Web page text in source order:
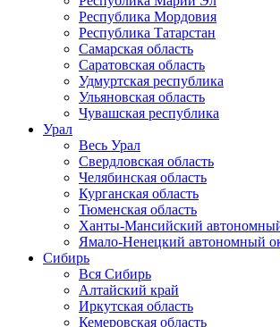
Республика Мордовия
Республика Татарстан
Самарская область
Саратовская область
Удмуртская республика
Ульяновская область
Чувашская республика
Урал
Весь Урал
Свердловская область
Челябинская область
Курганская область
Тюменская область
Ханты-Мансийский
Ямало-Ненецкий автономный
Сибирь
Вся Сибирь
Алтайский край
Иркутская область
Кемеровская область